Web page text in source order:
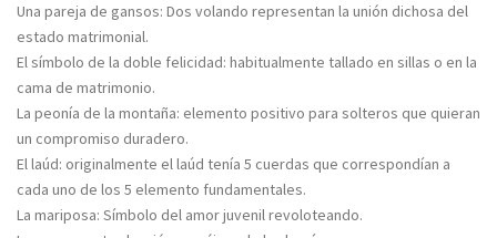
Una pareja de gansos: Dos volando representan la unión dichosa del
estado matrimonial.
El símbolo de la doble felicidad: habitualmente tallado en sillas o en la
cama de matrimonio.
La peonía de la montaña: elemento positivo para solteros que quieran
un compromiso duradero.
El laúd: originalmente el laúd tenía 5 cuerdas que correspondían a
cada uno de los 5 elemento fundamentales.
La mariposa: Símbolo del amor juvenil revoloteando.